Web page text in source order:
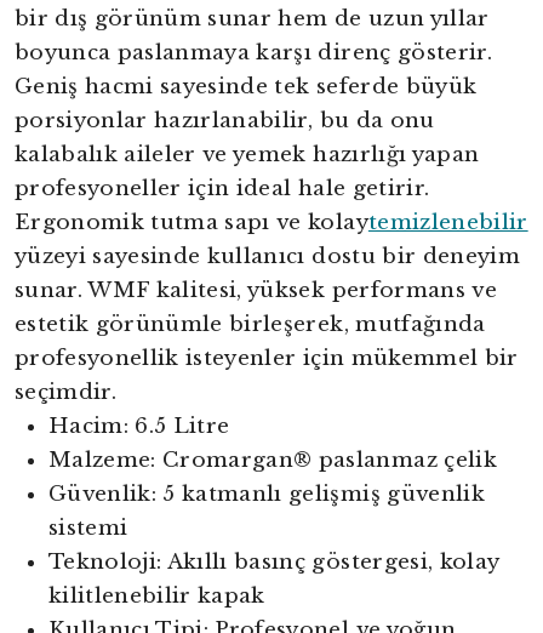
bir dış görünüm sunar hem de uzun yıllar
boyunca paslanmaya karşı direnç gösterir.
Geniş hacmi sayesinde tek seferde büyük
porsiyonlar hazırlanabilir, bu da onu
kalabalık aileler ve yemek hazırlığı yapan
profesyoneller için ideal hale getirir.
Ergonomik tutma sapı ve kolaytemizlenebilir
yüzeyi sayesinde kullanıcı dostu bir deneyim
sunar. WMF kalitesi, yüksek performans ve
estetik görünümle birleşerek, mutfağında
profesyonellik isteyenler için mükemmel bir
seçimdir.
Hacim: 6.5 Litre
Malzeme: Cromargan® paslanmaz çelik
Güvenlik: 5 katmanlı gelişmiş güvenlik
sistemi
Teknoloji: Akıllı basınç göstergesi, kolay
kilitlenebilir kapak